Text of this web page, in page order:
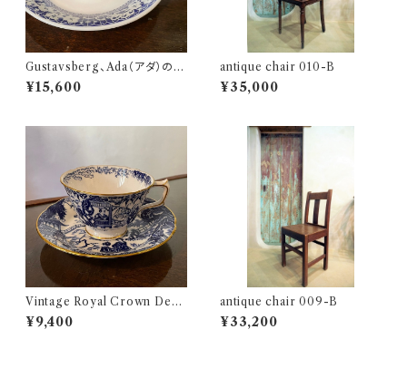
Gustavsberg、Ada（アダ）のコ
ーヒーカップ ＆ソーサー
¥15,600
antique chair 010-B
¥35,000
Vintage Royal Crown Derb
y | Blue and White Mikado |
カップ＆ソーサ―
¥9,400
antique chair 009-B
¥33,200